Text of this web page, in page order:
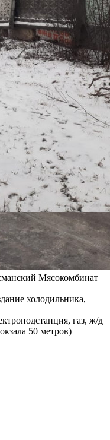
Мясокомбинат
холодильника,
газ, ж/д
50 метров)